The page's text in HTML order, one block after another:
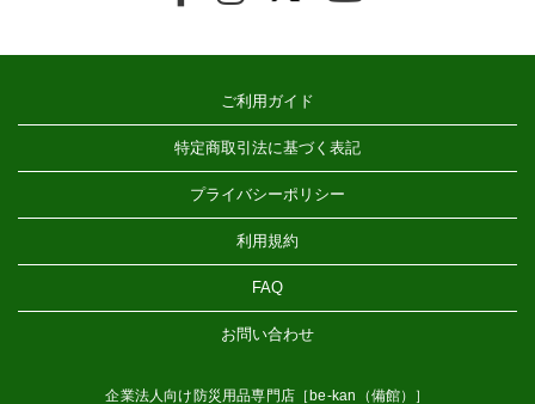
ご利用ガイド
特定商取引法に基づく表記
プライバシーポリシー
利用規約
FAQ
お問い合わせ
企業法人向け防災用品専門店［be-kan（備館）］